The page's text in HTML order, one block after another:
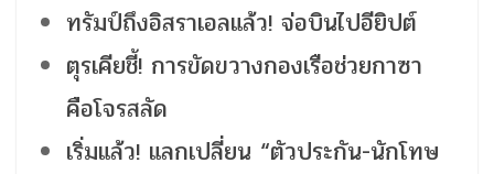
ทรัมป์ถึงอิสราเอลแล้ว! จ่อบินไปอียิปต์
ตุรเคียชี้! การขัดขวางกองเรือช่วยกาซา
คือโจรสลัด
เริ่มแล้ว! แลกเปลี่ยน “ตัวประกัน-นักโทษ